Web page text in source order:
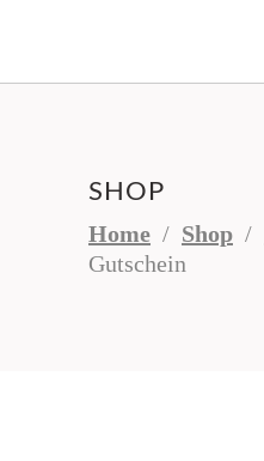
SHOP
Home / Shop /
Gutschein